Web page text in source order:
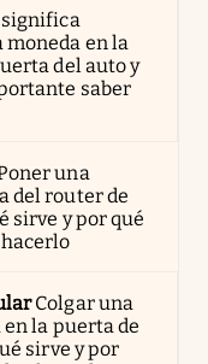
significa
en la
del auto y
saber
una
del router de
sirve y por qué
Colgar una
la puerta de
sirve y por